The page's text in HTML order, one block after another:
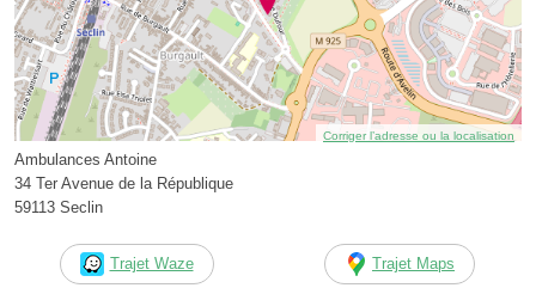
Corriger l’adresse ou la localisation
Ambulances Antoine
34 Ter Avenue de la République
59113 Seclin
Trajet Waze Trajet Maps